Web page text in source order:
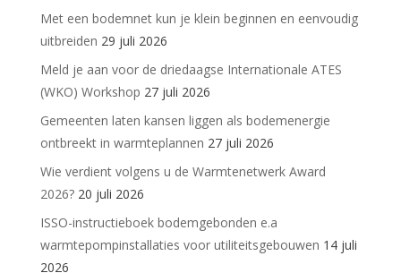
Met een bodemnet kun je klein beginnen en eenvoudig
uitbreiden 29 juli 2026
Meld je aan voor de driedaagse Internationale ATES
(WKO) Workshop 27 juli 2026
Gemeenten laten kansen liggen als bodemenergie
ontbreekt in warmteplannen 27 juli 2026
Wie verdient volgens u de Warmtenetwerk Award
2026? 20 juli 2026
ISSO-instructieboek bodemgebonden e.a
warmtepompinstallaties voor utiliteitsgebouwen 14 juli
2026